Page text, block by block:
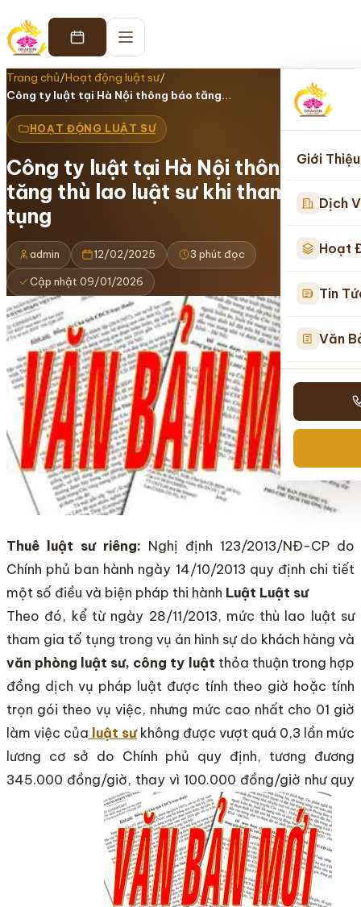
Giới Thiệu
Dịch
Hoạt
Tin
Văn
Trang chủ/Hoạt động luật sư/
Công ty luật tại Hà Nội thông báo tăng…
HOẠT ĐỘNG LUẬT SƯ
Công ty luật tại Hà Nội thông báo
tăng thù lao luật sư khi tham gia tố
tụng
admin 12/02/2025 3 phút đọc
Cập nhật 09/01/2026
Thuê luật sư riêng: Nghị định 123/2013/NĐ-CP do
Chính phủ ban hành ngày 14/10/2013 quy định chi tiết
một số điều và biện pháp thi hành Luật Luật sư
Theo đó, kể từ ngày 28/11/2013, mức thù lao luật sư
tham gia tố tụng trong vụ án hình sự do khách hàng và
văn phòng luật sư, công ty luật thỏa thuận trong hợp
đồng dịch vụ pháp luật được tính theo giờ hoặc tính
trọn gói theo vụ việc, nhưng mức cao nhất cho 01 giờ
làm việc của luật sưkhông được vượt quá 0,3 lần mức
lương cơ sở do Chính phủ quy định, tương đương
345.000 đồng/giờ, thay vì 100.000 đồng/giờ như quy